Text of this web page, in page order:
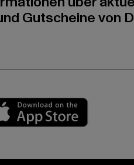
Gutscheine von
market